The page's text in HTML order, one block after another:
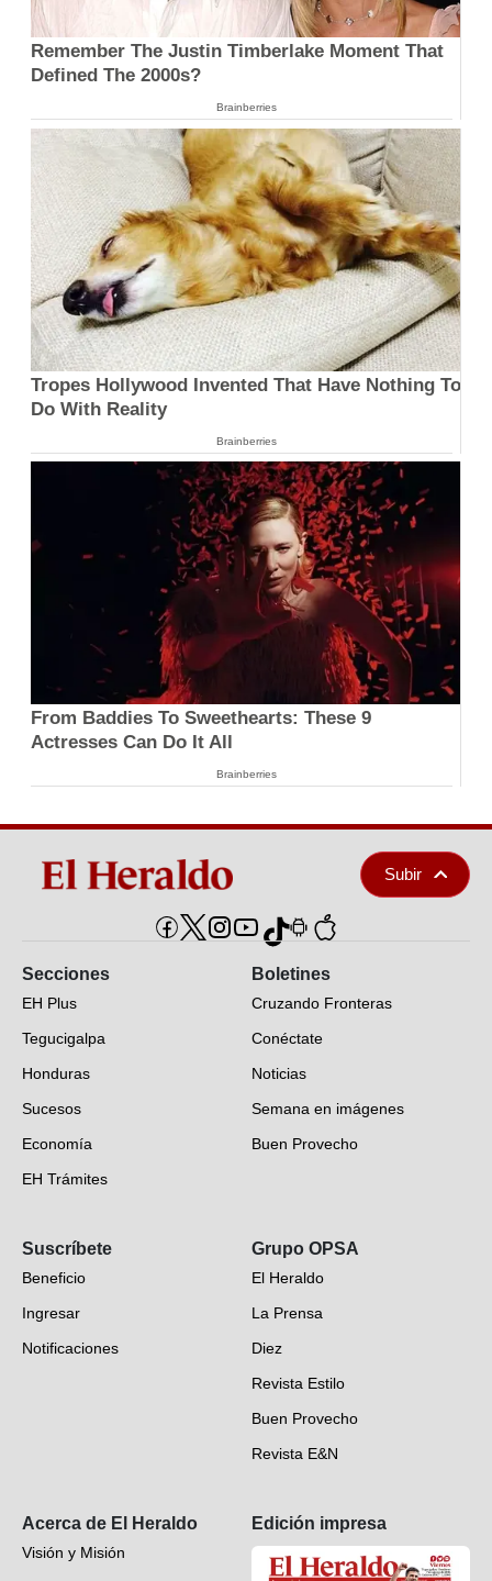
Remember The Justin Timberlake Moment That
Defined The 2000s?
Brainberries
Tropes Hollywood Invented That Have Nothing To
Do With Reality
Brainberries
From Baddies To Sweethearts: These 9
Actresses Can Do It All
Brainberries
Subir
Secciones
EH Plus
Tegucigalpa
Honduras
Sucesos
Economía
EH Trámites
EH Verifica
Fotogalerías
Deportes
Videos
Boletines
Cruzando Fronteras
Conéctate
Noticias
Semana en imágenes
Buen Provecho
Suscríbete
Beneficio
Ingresar
Notificaciones
Grupo OPSA
El Heraldo
La Prensa
Diez
Revista Estilo
Buen Provecho
Revista E&N
Acerca de El Heraldo
Visión y Misión
Edición impresa